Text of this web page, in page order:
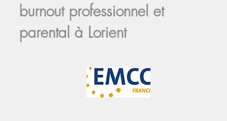
burnout professionnel et
parental à Lorient